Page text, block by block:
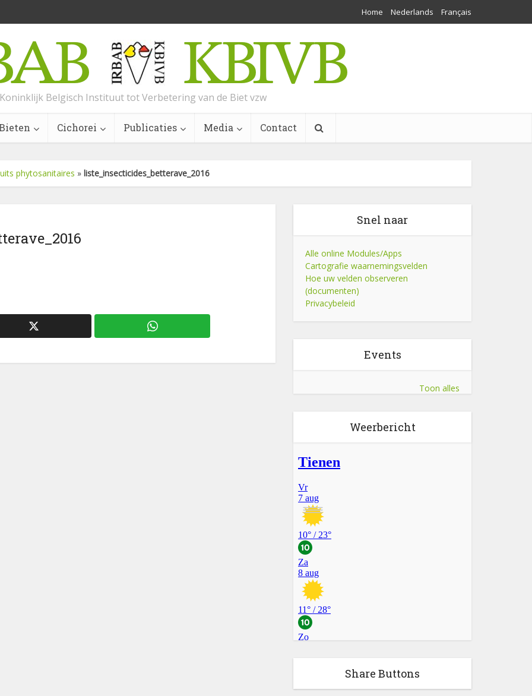
Home Nederlands Français
Koninklijk Belgisch Instituut tot Verbetering van de Biet vzw
Cichorei Publicaties Media Contact
phytosanitaires » liste_insecticides_betterave_2016
Snel naar
Alle online Modules/Apps
Cartografie waarnemingsvelden
Hoe uw velden observeren
(documenten)
Privacybeleid
Events
Toon alles
Weerbericht
Share Buttons